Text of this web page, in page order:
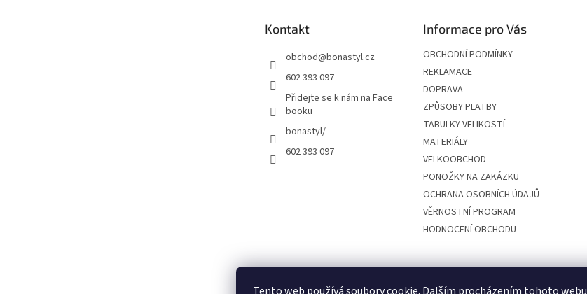
Kontakt
obchod@bonastyl.cz
602 393 097
Přidejte se k nám na Face
booku
bonastyl/
602 393 097
Informace pro Vás
OBCHODNÍ PODMÍNKY
REKLAMACE
DOPRAVA
ZPŮSOBY PLATBY
TABULKY VELIKOSTÍ
MATERIÁLY
VELKOOBCHOD
PONOŽKY NA ZAKÁZKU
OCHRANA OSOBNÍCH ÚDAJŮ
VĚRNOSTNÍ PROGRAM
HODNOCENÍ OBCHODU